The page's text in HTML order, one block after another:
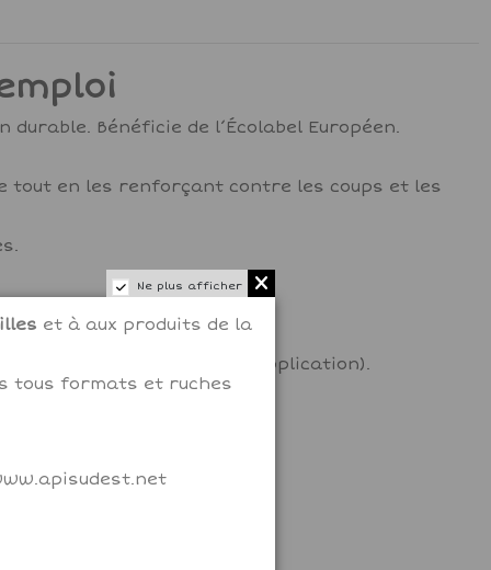
Bénéficie de l’Écolabel Européen.
tout en les renforçant contre les coups et les
supports et du mode d’application).
Ne plus afficher
et à aux produits de la
tous formats et ruches